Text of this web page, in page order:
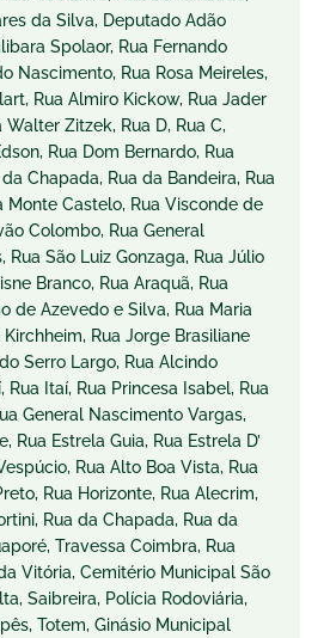
da Silva, Deputado Adão
Spolaor, Rua Fernando
Nascimento, Rua Rosa Meireles,
Rua Almiro Kickow, Rua Jader
Walter Zitzek, Rua D, Rua C,
Rua Dom Bernardo, Rua
Chapada, Rua da Bandeira, Rua
Monte Castelo, Rua Visconde de
Colombo, Rua General
Rua São Luiz Gonzaga, Rua Júlio
Branco, Rua Araquã, Rua
de Azevedo e Silva, Rua Maria
Rua Jorge Brasiliane
Serro Largo, Rua Alcindo
Rua Itaí, Rua Princesa Isabel, Rua
General Nascimento Vargas,
Rua Estrela Guia, Rua Estrela D’
Rua Alto Boa Vista, Rua
Rua Horizonte, Rua Alecrim,
Rua da Chapada, Rua da
Travessa Coimbra, Rua
Vitória, Cemitério Municipal São
Saibreira, Polícia Rodoviária,
Totem, Ginásio Municipal